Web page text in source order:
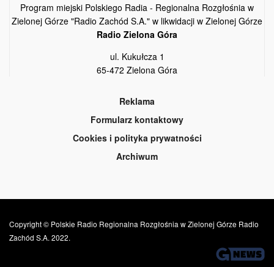
Program miejski Polskiego Radia - Regionalna Rozgłośnia w
Zielonej Górze "Radio Zachód S.A." w likwidacji w Zielonej Górze
Radio Zielona Góra
ul. Kukułcza 1
65-472 Zielona Góra
Reklama
Formularz kontaktowy
Cookies i polityka prywatności
Archiwum
Copyright © Polskie Radio Regionalna Rozgłośnia w Zielonej Górze Radio
Zachód S.A. 2022.